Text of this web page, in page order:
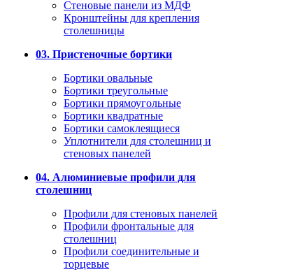
Стеновые панели из МДФ
Кронштейны для крепления
столешницы
03. Пристеночные бортики
Бортики овальные
Бортики треугольные
Бортики прямоугольные
Бортики квадратные
Бортики самоклеящиеся
Уплотнители для столешниц и
стеновых панелей
04. Алюминиевые профили для
столешниц
Профили для стеновых панелей
Профили фронтальные для
столешниц
Профили соединительные и
торцевые